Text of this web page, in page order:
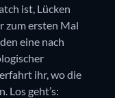
ist, Lücken
zum ersten Mal
eine nach
ihr, wo die
Los geht’s: